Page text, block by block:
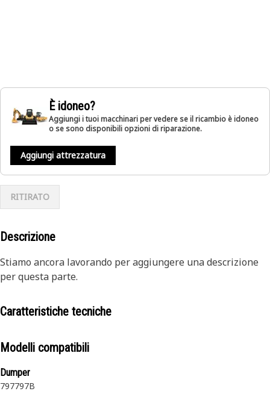
È idoneo?
Aggiungi i tuoi macchinari per vedere se il ricambio è idoneo
o se sono disponibili opzioni di riparazione.
Aggiungi attrezzatura
RITIRATO
Descrizione
Stiamo ancora lavorando per aggiungere una descrizione
per questa parte.
Caratteristiche tecniche
Modelli compatibili
Dumper
797797B